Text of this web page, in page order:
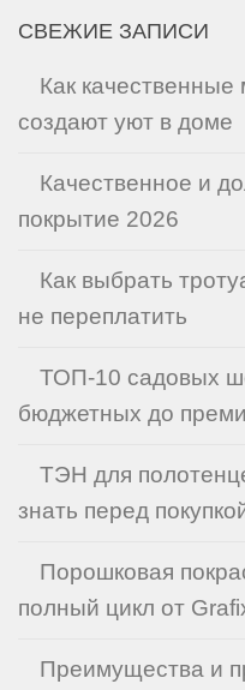
СВЕЖИЕ ЗАПИСИ
Как
создают уют в доме
Качественное и
покрытие 2026
Как выбрать
не переплатить
ТОП-10 садовых
бюджетных до
ТЭН для
знать перед
Порошковая
полный цикл от
Преимущества и